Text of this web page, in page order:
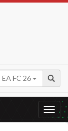
EA FC 26